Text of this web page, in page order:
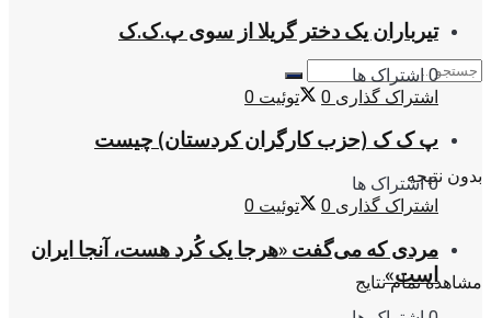
بدون نتیجه
مشاهده تمام نتایج
تیرباران یک دختر گریلا از سوی پ.ک.ک
0 اشتراک ها
اشتراک گذاری 0 توئیت 0
پ ک ک (حزب کارگران کردستان) چیست
0 اشتراک ها
اشتراک گذاری 0 توئیت 0
مردی که می‌گفت «هرجا یک کُرد هست، آنجا ایران
است»